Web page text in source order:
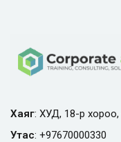
Хаяг: ХУД, 18-р
Утас: +97670000330